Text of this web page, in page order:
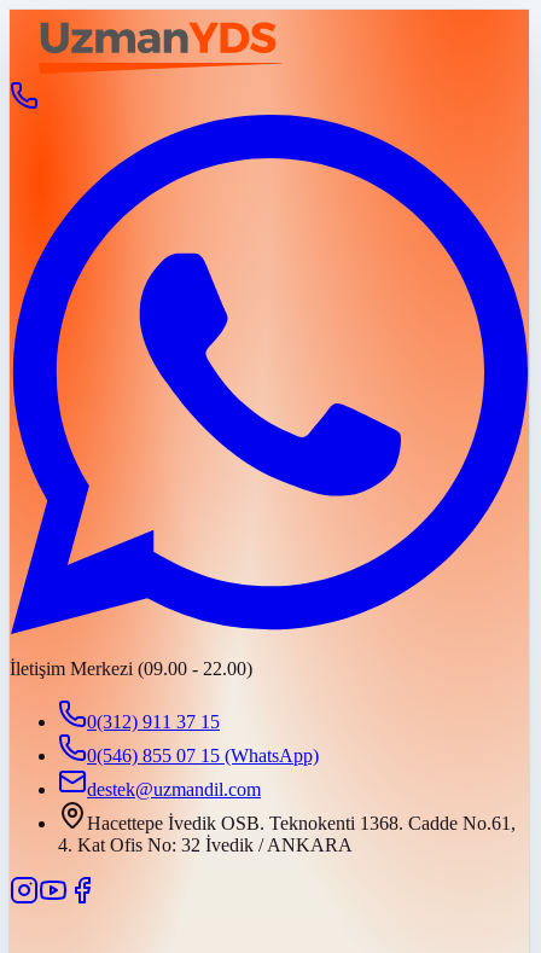
İletişim Merkezi (09.00 - 22.00)
0(312) 911 37 15
0(546) 855 07 15 (WhatsApp)
destek@uzmandil.com
Hacettepe İvedik OSB. Teknokenti 1368. Cadde No.61,
4. Kat Ofis No: 32 İvedik / ANKARA